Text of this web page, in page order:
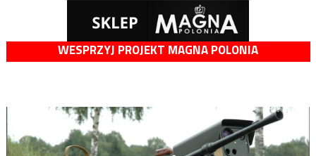
WESPRZYJ PROJEKT MAGNA POLONIA